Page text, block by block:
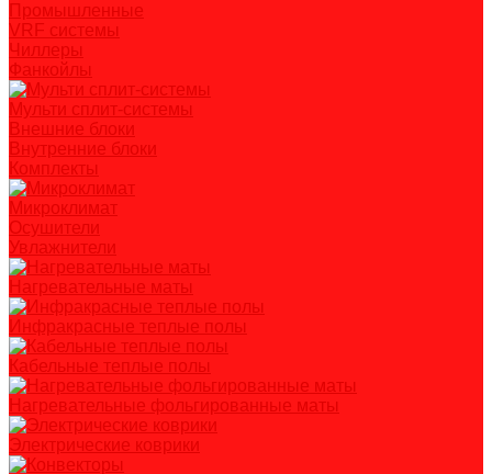
Промышленные
VRF системы
Чиллеры
Фанкойлы
Мульти сплит-системы
Внешние блоки
Внутренние блоки
Комплекты
Микроклимат
Осушители
Увлажнители
Нагревательные маты
Инфракрасные теплые полы
Кабельные теплые полы
Нагревательные фольгированные маты
Электрические коврики